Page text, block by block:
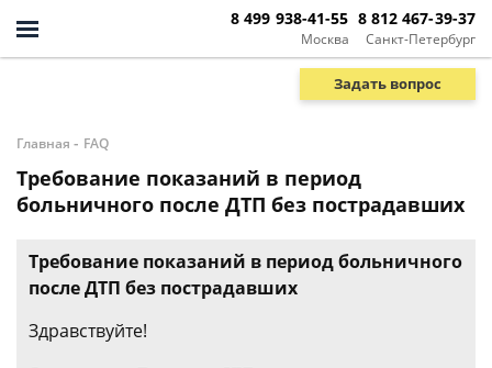
Москва
8 499 938-41-55
Санкт-Петербург
8 812 467-39-37
Задать вопрос
Главная - FAQ
Требование показаний в период
больничного после ДТП без пострадавших
Требование показаний в период больничного
после ДТП без пострадавших
Здравствуйте!